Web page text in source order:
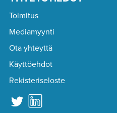
Toimitus
Mediamyynti
Ota yhteyttä
Käyttöehdot
Rekisteriseloste